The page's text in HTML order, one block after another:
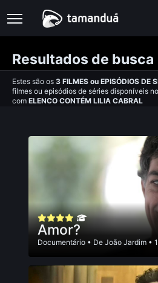
Resultados de busca
Estes são os 3 FILMES ou EPISÓDIOS DE
filmes ou episódios de séries disponíveis
com ELENCO CONTÉM LILIA CABRAL
Amor?
Documentário • De João Jardim •